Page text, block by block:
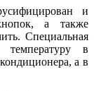
и
а также
Специальная
температуру в
а в